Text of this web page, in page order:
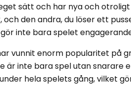
sätt och har nya och
och den andra, du löser ett
inte bara spelet
vunnit enorm popularitet på
är inte bara spel utan snarare
hela spelets gång, vilket